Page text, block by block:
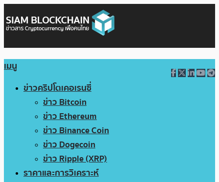
เมนู
ข่าวคริปโตเคอเรนซี่
ข่าว Bitcoin
ข่าว Ethereum
ข่าว Binance Coin
ข่าว Dogecoin
ข่าว Ripple (XRP)
ราคาและการวิเคราะห์